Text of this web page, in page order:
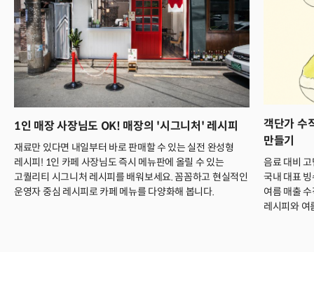
1인 매장 사장님도 OK! 매장의 '시그니처' 레시피
재료만 있다면 내일부터 바로 판매할 수 있는 실전 완성형
레시피! 1인 카페 사장님도 즉시 메뉴판에 올릴 수 있는
고퀄리티 시그니처 레시피를 배워보세요. 꼼꼼하고 현실적인
운영자 중심 레시피로 카페 메뉴를 다양화해 봅니다.
객단가 수
만들기
음료 대비
국내 대표
여름 매출
레시피와 여